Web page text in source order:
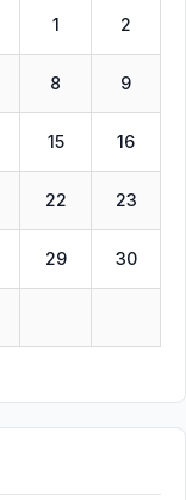
1 2
8 9
15 16
22 23
29 30